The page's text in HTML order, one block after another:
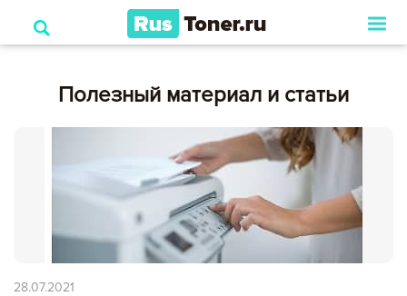
Полезный материал и статьи
28.07.2021